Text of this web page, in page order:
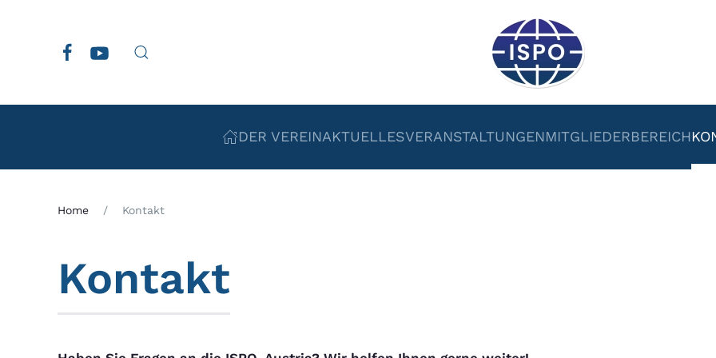
Zum Hauptinhalt springen
DER VEREINAKTUELLESVERANSTALTUNGENMITGLIEDERBEREICH
Home Kontakt
Kontakt